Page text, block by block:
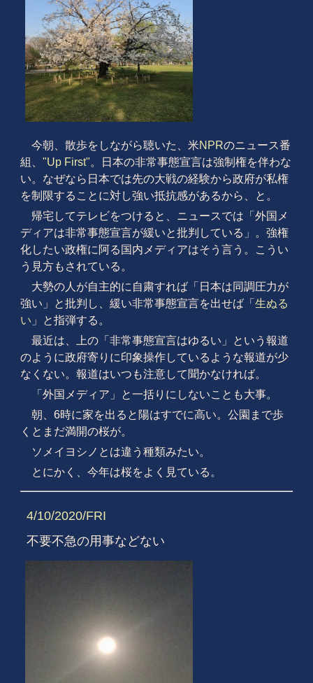
今朝、散歩をしながら聴いた、米NPRのニュース番
組、 "Up First"。日本の非常事態宣言は強制権を伴わな
い。なぜなら日本では先の大戦の経験から政府が私権
を制限することに対し強い抵抗感があるから、と。
帰宅してテレビをつけると、ニュースでは「外国メ
ディアは非常事態宣言が緩いと批判している」。強権
化したい政権に阿る国内メディアはそう言う。こうい
う見方もされている。
大勢の人が自主的に自粛すれば「日本は同調圧力が
強い」と批判し、緩い非常事態宣言を出せば「 生ぬる
い 」と指弾する。
最近は、上の「非常事態宣言はゆるい」という報道
のように政府寄りに印象操作しているような報道が少
なくない。報道はいつも注意して聞かなければ。
「外国メディア」と一括りにしないことも大事。
朝、6時に家を出ると陽はすでに高い。公園まで歩
くとまだ満開の桜が。
ソメイヨシノとは違う種類みたい。
とにかく、今年は桜をよく見ている。
4/10/2020/FRI
不要不急の用事などない